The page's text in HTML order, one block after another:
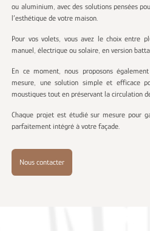
ou aluminium, avec des solutions pensées
l’esthétique de votre maison.
Pour vos volets, vous avez le choix entre
manuel, électrique ou solaire, en version
En ce moment, nous proposons
mesure, une solution simple et efficace
moustiques tout en préservant la circulation
Chaque projet est étudié sur mesure pour
parfaitement intégré à votre façade.
Nous contacter